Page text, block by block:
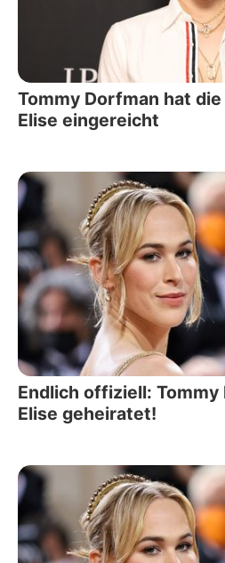
Tommy Dorfman hat
Elise eingereicht
Endlich offiziell:
Elise geheiratet!